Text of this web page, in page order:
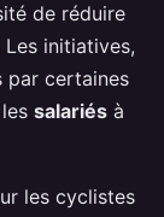
de réduire
Les initiatives,
certaines
salariés à
les cyclistes